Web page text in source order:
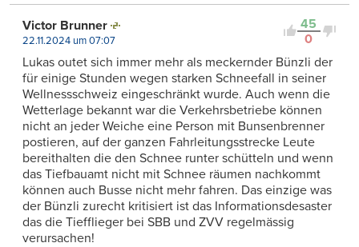
45
0
Victor Brunner
22.11.2024 um 07:07
Lukas outet sich immer mehr als meckernder Bünzli der
für einige Stunden wegen starken Schneefall in seiner
Wellnessschweiz eingeschränkt wurde. Auch wenn die
Wetterlage bekannt war die Verkehrsbetriebe können
nicht an jeder Weiche eine Person mit Bunsenbrenner
postieren, auf der ganzen Fahrleitungsstrecke Leute
bereithalten die den Schnee runter schütteln und wenn
das Tiefbauamt nicht mit Schnee räumen nachkommt
können auch Busse nicht mehr fahren. Das einzige was
der Bünzli zurecht kritisiert ist das Informationsdesaster
das die Tiefflieger bei SBB und ZVV regelmässig
verursachen!